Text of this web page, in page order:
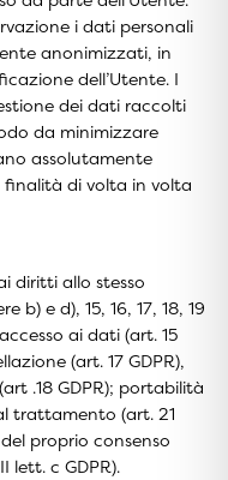
i dati personali
anonimizzati, in
dell’Utente. I
dei dati raccolti
da minimizzare
assolutamente
finalità di volta in volta
diritti allo stesso
e d), 15, 16, 17, 18, 19
ai dati (art. 15
(art. 17 GDPR),
.18 GDPR); portabilità
trattamento (art. 21
proprio consenso
lett. c GDPR).